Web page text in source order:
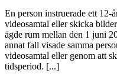
En person instruerade ett 12-
videosamtal eller skicka
ägde rum mellan den 1 juni
annat fall visade samma
videosamtal eller genom att
tidsperiod. [...]